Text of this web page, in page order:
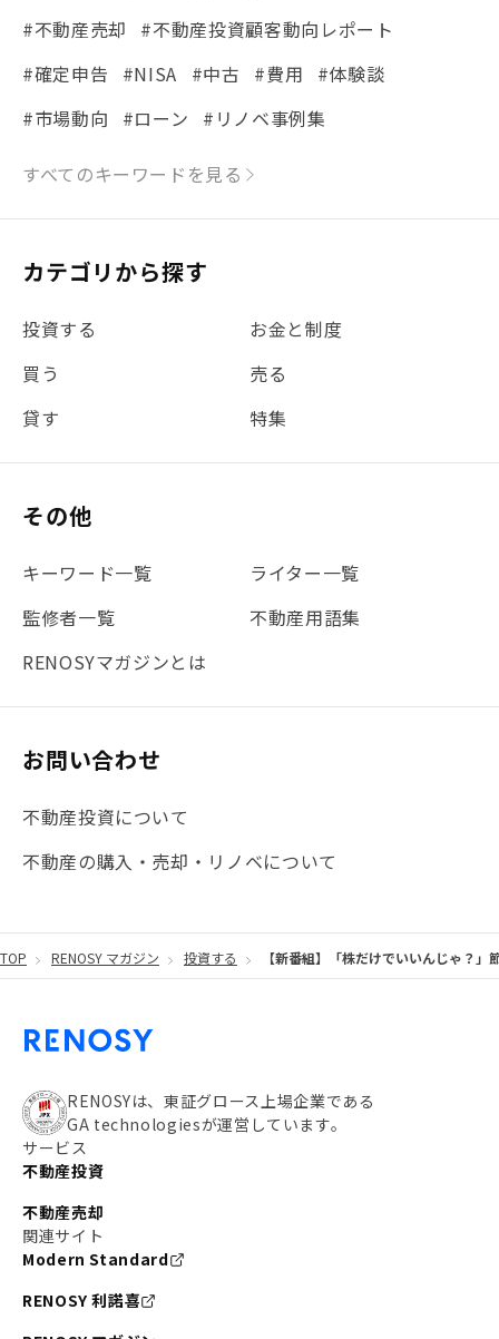
#不動産売却
#不動産投資顧客動向レポート
#確定申告
#NISA #中古 #費用
#体験談
#市場動向
#ローン
#リノベ事例集
#シミュレーション #まちの住みやすさ発見！
#REIT
#新型コロナ #ETF #固定資産税
#団体信用生命保険
#贈与税 #災害に備える
#書類
#リノシーチャンネル
#不動産投資体験レポ
#地震対策
#セミナー #渋谷
#ふるさと納税
#法人化
#クラウドファンディング #JR京浜東北線
#まとめ #融資 #目黒
#JR湘南新宿ライン
#20代 #都営浅草線
#東急東横線
#都営大江戸線
#都営三田線
#不労所得
#私の資産ポートフォリオ
#わたしのリノベーションストーリー #JR横須賀線
#東京メトロ副都心線
#東京メトロ銀座線
#東京メトロ半蔵門線
すべてのキーワードを見る
カテゴリから探す
投資する
お金と制度
買う
売る
貸す
特集
その他
キーワード一覧
ライター一覧
監修者一覧
不動産用語集
RENOSYマガジンとは
お問い合わせ
不動産投資について
不動産の購入・売却・リノベについて
TOP RENOSY マガジン 投資する 【新番組】「株だけでいいんじゃ？
RENOSYは、東証グロース上場企業である
GA technologiesが運営しています。
サービス
不動産投資
不動産売却
関連サイト
Modern Standard
RENOSY 利諾喜